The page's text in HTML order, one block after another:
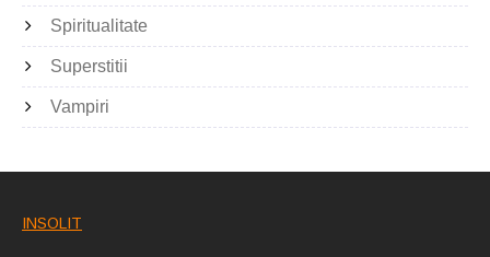
Spiritualitate
Superstitii
Vampiri
INSOLIT